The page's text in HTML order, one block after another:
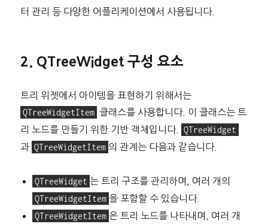
터 관리 등 다양한 어플리케이션에서 사용됩니다.
2. QTreeWidget 구성 요소
트리 위젯에서 아이템을 표현하기 위해서는
QTreeWidgetItem 클래스를 사용합니다. 이 클래스는 트
리 노드를 만들기 위한 기반 객체입니다.
QTreeWidget
과 QTreeWidgetItem 의 관계는 다음과 같습니다.
QTreeWidget 는 트리 구조를 관리하며, 여러 개의
QTreeWidgetItem 을 포함할 수 있습니다.
QTreeWidgetItem 은 트리 노드를 나타내며, 여러 개